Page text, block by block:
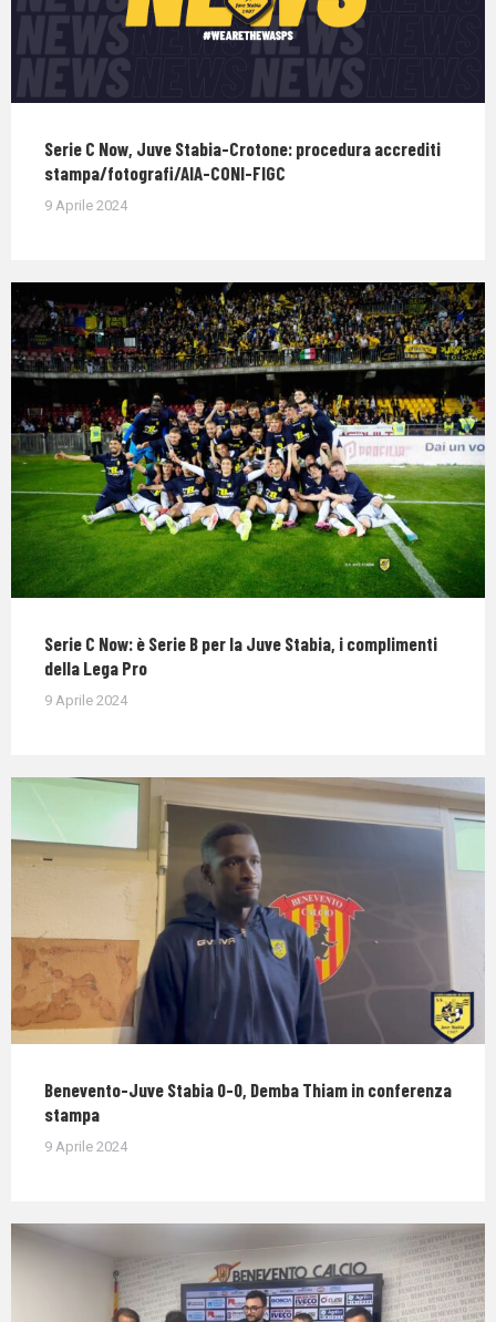
Serie C Now, Juve Stabia-Crotone: procedura accrediti
stampa/fotografi/AIA-CONI-FIGC
9 Aprile 2024
Serie C Now: è Serie B per la Juve Stabia, i complimenti
della Lega Pro
9 Aprile 2024
Benevento-Juve Stabia 0-0, Demba Thiam in conferenza
stampa
9 Aprile 2024